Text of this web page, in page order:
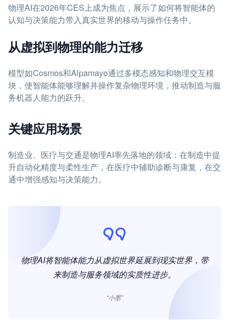
物理AI在2026年CES上成为焦点，展示了如何将智能体的
认知与决策能力带入真实世界的移动与操作任务中。
从虚拟到物理的能力迁移
模型如Cosmos和Alpamayo通过多模态感知和物理交互模
块，使智能体能够理解并操作复杂物理环境，推动制造与服
务机器人能力的跃升。
关键应用场景
制造业、医疗与交通是物理AI率先落地的领域：在制造中提
升自动化精度与柔性生产，在医疗中辅助诊断与康复，在交
通中增强感知与决策能力。
物理AI将智能体能力从虚拟世界延展到现实世界，带
来制造与服务领域的实质性进步。
“小墨”